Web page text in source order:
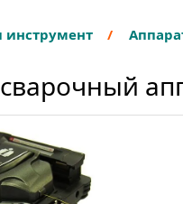
инструмент